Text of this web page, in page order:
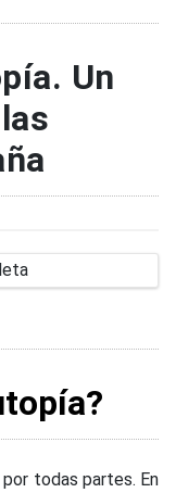
Un
todas partes. En